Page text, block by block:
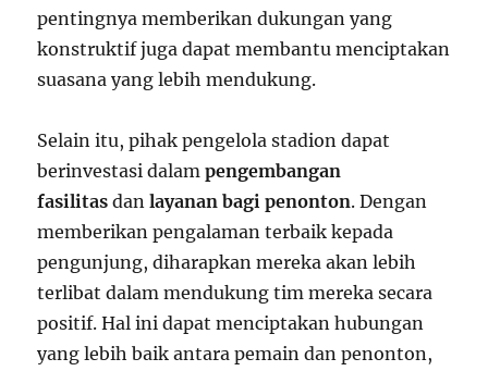
pentingnya memberikan dukungan yang
konstruktif juga dapat membantu menciptakan
suasana yang lebih mendukung.
Selain itu, pihak pengelola stadion dapat
berinvestasi dalampengembangan
fasilitas danlayanan bagi penonton. Dengan
memberikan pengalaman terbaik kepada
pengunjung, diharapkan mereka akan lebih
terlibat dalam mendukung tim mereka secara
positif. Hal ini dapat menciptakan hubungan
yang lebih baik antara pemain dan penonton,